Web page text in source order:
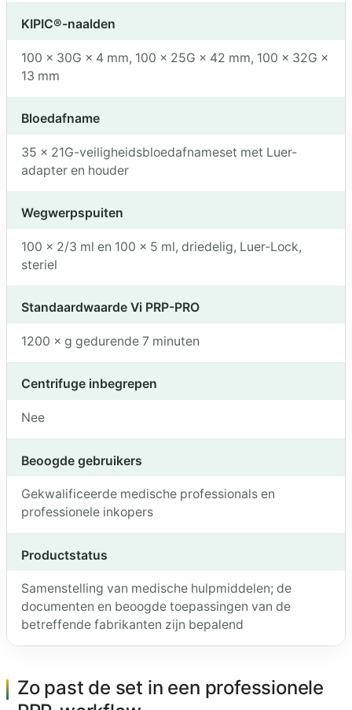
KIPIC®-naalden
100 × 30G × 4 mm, 100 × 25G × 42 mm, 100 × 32G ×
13 mm
Bloedafname
35 × 21G-veiligheidsbloedafnameset met Luer-
adapter en houder
Wegwerpspuiten
100 × 2/3 ml en 100 × 5 ml, driedelig, Luer-Lock,
steriel
Standaardwaarde Vi PRP-PRO
1200 × g gedurende 7 minuten
Centrifuge inbegrepen
Nee
Beoogde gebruikers
Gekwalificeerde medische professionals en
professionele inkopers
Productstatus
Samenstelling van medische hulpmiddelen; de
documenten en beoogde toepassingen van de
betreffende fabrikanten zijn bepalend
Zo past de set in een professionele